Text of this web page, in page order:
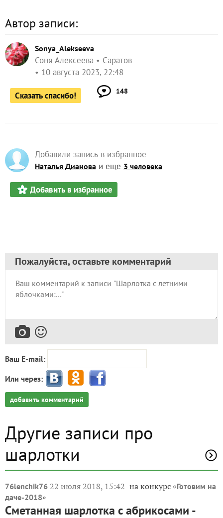
Автор записи:
Sonya_Alekseeva
Соня Алексеева
Саратов
10 августа 2023, 22:48
Сказать спасибо! 148
Добавили запись в избранное
Наталья Дианова и еще 3 человека
Добавить в избранное
Пожалуйста, оставьте комментарий
Ваш E-mail:
Или через:
добавить комментарий
Другие записи про
шарлотки
76lenchik76 22 июля 2018, 15:42 на конкурс «Готовим на
даче-2018»
Сметанная шарлотка с абрикосами -